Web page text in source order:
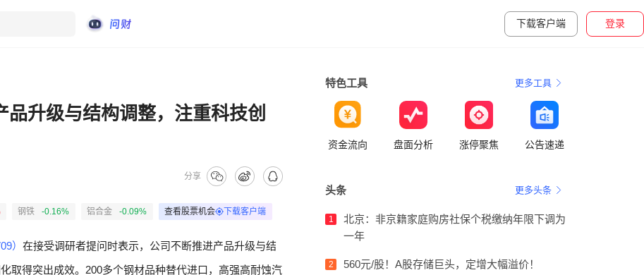
下载客户端 登录
升级与结构调整，注重科技创
分享
钢铁 -0.16% 铝合金 -0.09% 查看股票机会 下载客户端
） 在接受调研者提问时表示，公司不断推进产品升级与结
取得突出成效。200多个钢材品种替代进口，高强高耐蚀汽
特色工具 更多工具
资金流向 盘面分析 涨停聚焦 公告速递
头条 更多头条
1
北京：非京籍家庭购房社保个税缴纳年限下调为
一年
2 560元/股！A股存储巨头，定增大幅溢价！